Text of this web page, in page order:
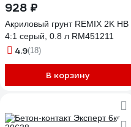
928 ₽
Акриловый грунт REMIX 2K HB
4:1 серый, 0.8 л RM451211
4.9(18)
В корзину